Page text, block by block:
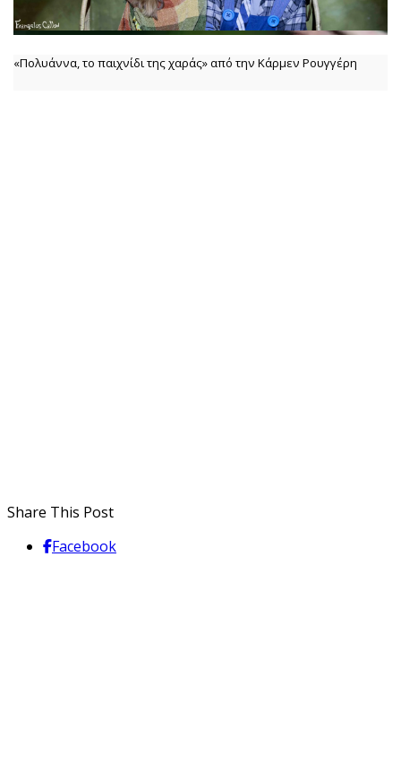
«Πολυάννα, το παιχνίδι της χαράς» από την Κάρμεν Ρουγγέρη
Share This Post
Facebook